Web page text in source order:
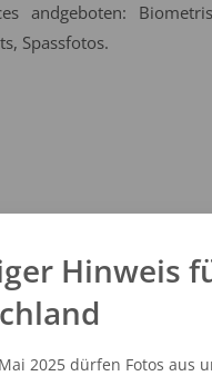
andgeboten:
Spassfotos.
Hinweis
2025 dürfen Fotos aus